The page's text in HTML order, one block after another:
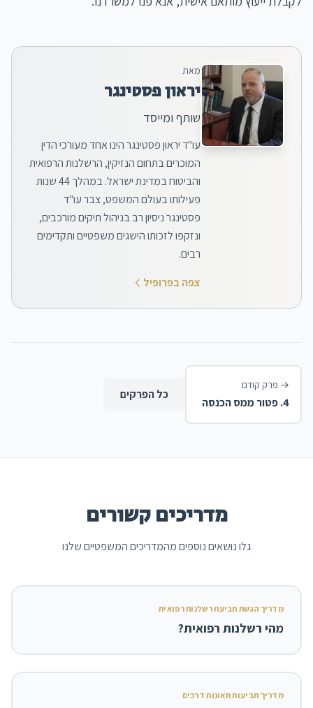
מאת
יראון פסטינגר
שותף ומייסד
עו"ד יראון פסטינגר הינו אחד מעורכי הדין
המוכרים בתחום הנזיקין, הרשלנות הרפואית
והביטוח במדינת ישראל. במהלך 44 שנות
פעילותו בעולם המשפט, צבר עו"ד
פסטינגר ניסיון רב בניהול תיקים מורכבים,
ונזקפו לזכותו הישגים משפטיים ותקדימים
רבים.
צפה בפרופיל
→ פרק קודם
4
.פטור ממס הכנסה
כל הפרקים
מדריכים קשורים
גלו נושאים נוספים מהמדריכים המשפטיים שלנו
מדריך הגשת תביעת רשלנות רפואית
מהי רשלנות רפואית?
מדריך תביעות תאונות דרכים